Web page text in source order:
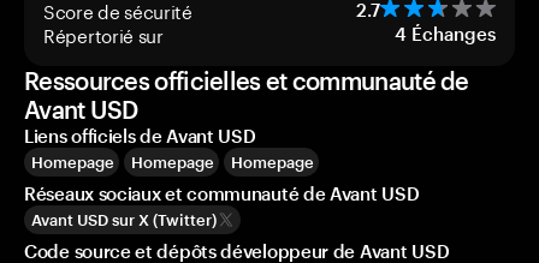
Score de sécurité 2.7
Répertorié sur 4 Échanges
Ressources officielles et communauté de
Avant USD
Liens officiels de Avant USD
Homepage Homepage Homepage
Réseaux sociaux et communauté de Avant USD
Avant USD sur X (Twitter)
Code source et dépôts développeur de Avant USD